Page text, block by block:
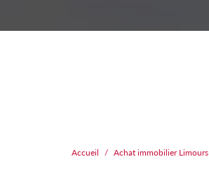
Accueil Achat immobilier Limours